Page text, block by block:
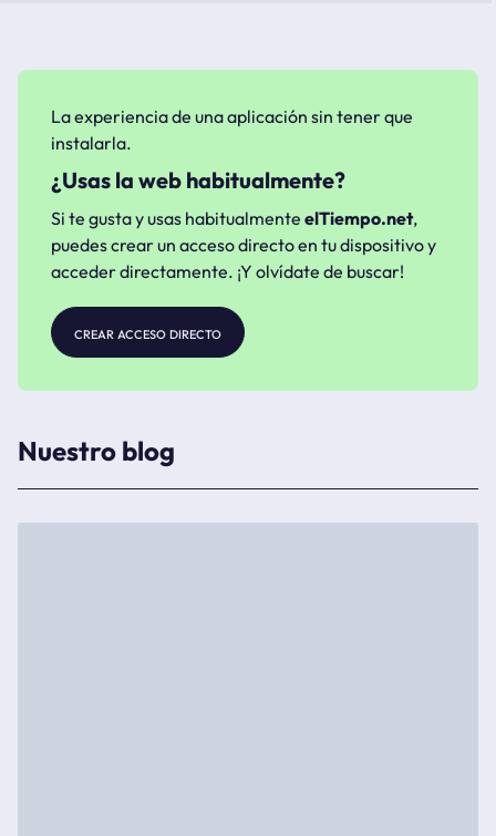
La experiencia de una aplicación sin tener que
instalarla.
¿Usas la web habitualmente?
Si te gusta y usas habitualmente elTiempo.net,
puedes crear un acceso directo en tu dispositivo y
acceder directamente. ¡Y olvídate de buscar!
crear acceso directo
Nuestro blog